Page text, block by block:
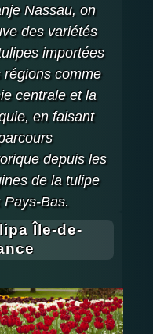
Nassau, on
des variétés
importées
régions comme
centrale et la
en faisant
depuis les
de la tulipe
Pays-Bas.
Île-de-